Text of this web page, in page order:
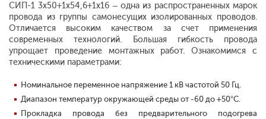
СИП-1 3x50+1x54,6+1x16 – одна из распространенных марок
провода из группы самонесущих изолированных проводов.
Отличается высоким качеством за счет применения
современных технологий. Большая гибкость провода
упрощает проведение монтажных работ. Ознакомимся с
техническими параметрами:
Номинальное переменное напряжение 1 кВ частотой 50 Гц.
Диапазон температур окружающей среды от -60 до +50°С.
Прокладка провода без предварительного подогрева